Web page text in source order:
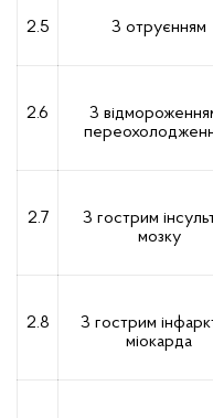
2.5 З отруєнням
2.6
З
2.7
З гострим
мозку
2.8
З гострим
міокарда